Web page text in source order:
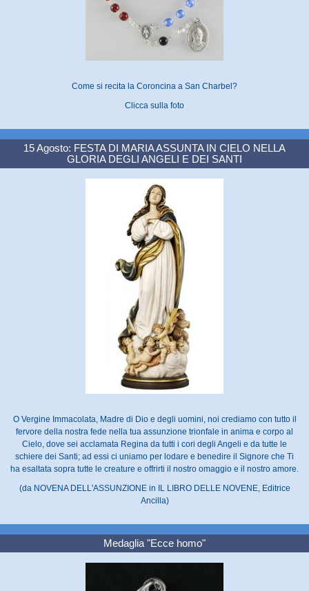
Come si recita la Coroncina a San Charbel?
Clicca sulla foto
15 Agosto: FESTA DI MARIA ASSUNTA IN CIELO NELLA
GLORIA DEGLI ANGELI E DEI SANTI
O Vergine Immacolata, Madre di Dio e degli uomini, noi crediamo con tutto il
fervore della nostra fede nella tua assunzione trionfale in anima e corpo al
Cielo, dove sei acclamata Regina da tutti i cori degli Angeli e da tutte le
schiere dei Santi; ad essi ci uniamo per lodare e benedire il Signore che Ti
ha esaltata sopra tutte le creature e offrirti il nostro omaggio e il nostro amore.
(da NOVENA DELL'ASSUNZIONE in IL LIBRO DELLE NOVENE, Editrice
Ancilla)
Medaglia "Ecce homo"